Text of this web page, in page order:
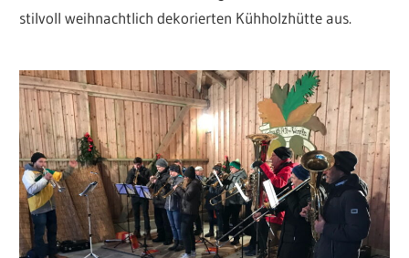
stilvoll weihnachtlich dekorierten Kühholzhütte aus.